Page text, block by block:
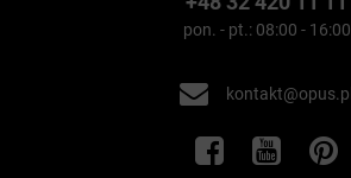
pon. - pt.: 08:00 - 16:00
kontakt@opus.pl